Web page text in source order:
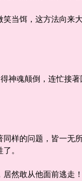
饵，这方法向来
魂颠倒，连忙接著
的问题，皆一无
。
敢从他面前逃走！